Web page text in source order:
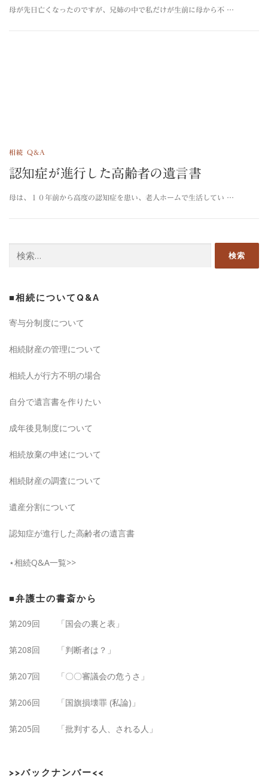
母が先日亡くなったのですが、兄姉の中で私だけが生前に母から不 …
相続 Q&A
認知症が進行した高齢者の遺言書
母は、１０年前から高度の認知症を患い、老人ホームで生活してい …
■相続についてQ&A
寄与分制度について
相続財産の管理について
相続人が行方不明の場合
自分で遺言書を作りたい
成年後見制度について
相続放棄の申述について
相続財産の調査について
遺産分割について
認知症が進行した高齢者の遺言書
⋆相続Q&A一覧>>
■弁護士の書斎から
第209回 「国会の裏と表」
第208回 「判断者は？」
第207回 「〇〇審議会の危うさ」
第206回 「国旗損壊罪 (私論)」
第205回 「批判する人、される人」
>>バックナンバー<<